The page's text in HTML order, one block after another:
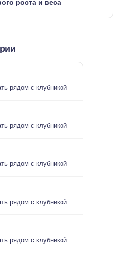
роста и веса
рядом с клубникой
рядом с клубникой
рядом с клубникой
рядом с клубникой
рядом с клубникой